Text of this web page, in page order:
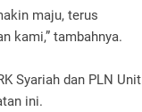
maju, terus
kami,” tambahnya.
Syariah dan PLN Unit
ini.